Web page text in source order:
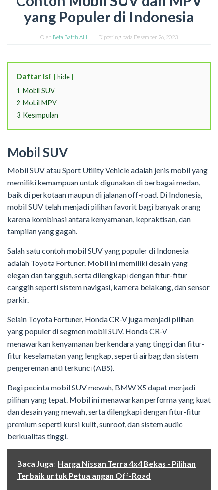
yang Populer di Indonesia
Oleh Beta Batch ALL Diposting pada Desember 26, 2023
Daftar Isi hide
1 Mobil SUV
2 Mobil MPV
3 Kesimpulan
Mobil SUV
Mobil SUV atau Sport Utility Vehicle adalah jenis mobil yang
memiliki kemampuan untuk digunakan di berbagai medan,
baik di perkotaan maupun di jalanan off-road. Di Indonesia,
mobil SUV telah menjadi pilihan favorit bagi banyak orang
karena kombinasi antara kenyamanan, kepraktisan, dan
tampilan yang gagah.
Salah satu contoh mobil SUV yang populer di Indonesia
adalah Toyota Fortuner. Mobil ini memiliki desain yang
elegan dan tangguh, serta dilengkapi dengan fitur-fitur
canggih seperti sistem navigasi, kamera belakang, dan sensor
parkir.
Selain Toyota Fortuner, Honda CR-V juga menjadi pilihan
yang populer di segmen mobil SUV. Honda CR-V
menawarkan kenyamanan berkendara yang tinggi dan fitur-
fitur keselamatan yang lengkap, seperti airbag dan sistem
pengereman anti terkunci (ABS).
Bagi pecinta mobil SUV mewah, BMW X5 dapat menjadi
pilihan yang tepat. Mobil ini menawarkan performa yang kuat
dan desain yang mewah, serta dilengkapi dengan fitur-fitur
premium seperti kursi kulit, sunroof, dan sistem audio
berkualitas tinggi.
Baca Juga: Harga Nissan Terra 4x4 Bekas - Pilihan
Terbaik untuk Petualangan Off-Road